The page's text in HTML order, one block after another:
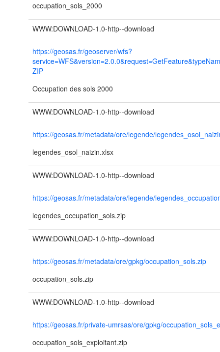
occupation_sols_2000
WWW:DOWNLOAD-1.0-http--download
https://geosas.fr/geoserver/wfs?
ZIP
Occupation des sols 2000
WWW:DOWNLOAD-1.0-http--download
https://geosas.fr/metadata/ore/legende/
legendes_osol_naizin.xlsx
WWW:DOWNLOAD-1.0-http--download
https://geosas.fr/metadata/ore/legende/
legendes_occupation_sols.zip
WWW:DOWNLOAD-1.0-http--download
https://geosas.fr/metadata/ore/gpkg/occupation_sols.zip
occupation_sols.zip
WWW:DOWNLOAD-1.0-http--download
https://geosas.fr/private-umrsas/ore/gpkg/
occupation_sols_exploitant.zip